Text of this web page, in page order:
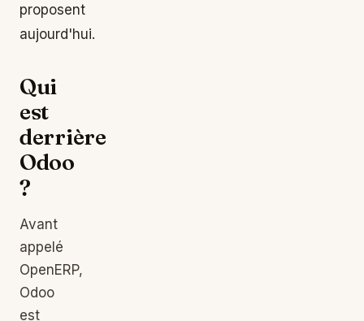
proposent
aujourd'hui.
Qui
est
derrière
Odoo
?
Avant
appelé
OpenERP,
Odoo
est